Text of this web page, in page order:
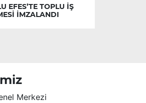
EFES’TE TOPLU İŞ
İMZALANDI
Merkezi